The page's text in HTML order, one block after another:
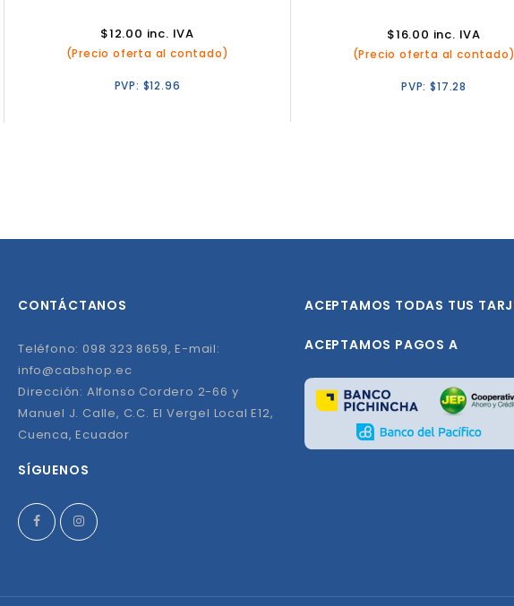
$12.00 inc. IVA
(Precio oferta al contado)
PVP: $12.96
$16.00 inc. IVA
(Precio oferta al contado)
PVP:$17.28
CONTÁCTANOS
Teléfono: 098 323 8659, E-mail:
info@cabshop.ec
Dirección: Alfonso Cordero 2-66 y
Manuel J. Calle, C.C. El Vergel Local E12,
Cuenca, Ecuador
SÍGUENOS
ACEPTAMOS TODAS TUS
ACEPTAMOS PAGOS A